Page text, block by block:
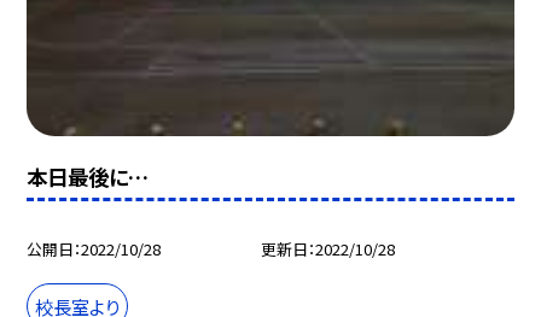
本日最後に…
公開日 2022/10/28 更新日 2022/10/28
校長室より